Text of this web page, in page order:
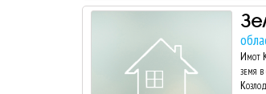
Имот
земя